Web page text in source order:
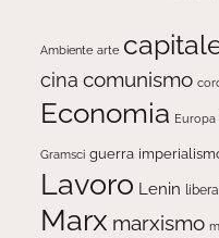
Ambiente arte
cina comunismo
Economia Europa
Gramsci guerra
Lavoro Lenin
Marx marxismo